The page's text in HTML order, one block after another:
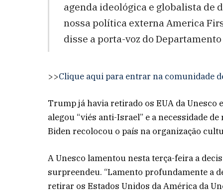
agenda ideológica e globalista de
nossa política externa America
disse a porta-voz do
>>Clique aqui para entrar na comunidade
Trump já havia retirado os EUA da Unesco
alegou “viés anti-Israel” e a necessidade
Biden recolocou o país na organização
A Unesco lamentou nesta terça-feira a
surpreendeu. “Lamento profundamente a
retirar os Estados Unidos da América da